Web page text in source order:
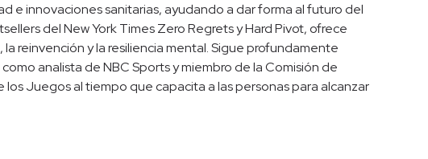
e innovaciones sanitarias, ayudando a dar forma al futuro del
del New York Times Zero Regrets y Hard Pivot, ofrece
reinvención y la resiliencia mental. Sigue profundamente
analista de NBC Sports y miembro de la Comisión de
Juegos al tiempo que capacita a las personas para alcanzar